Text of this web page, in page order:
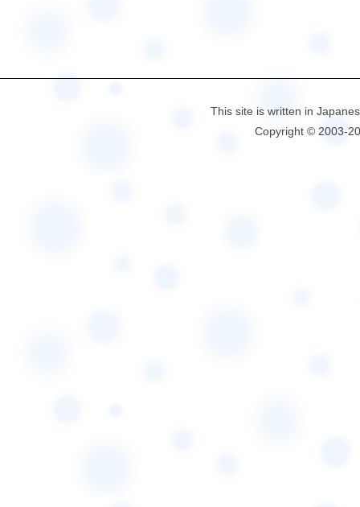
This site is written in
Copyright © 2003-